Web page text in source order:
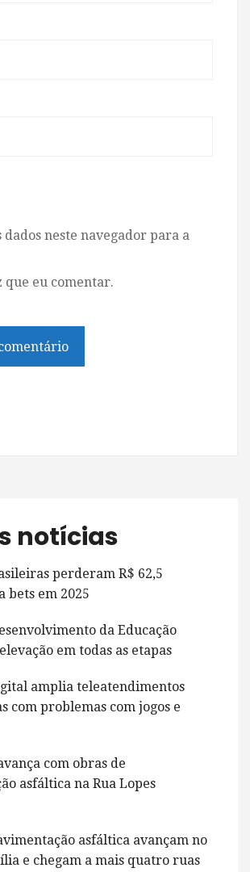
dados neste navegador para a
que eu comentar.
notícias
perderam R$ 62,5
bets em 2025
da Educação
em todas as etapas
amplia teleatendimentos
com problemas com jogos e
com obras de
asfáltica na Rua Lopes
asfáltica avançam no
e chegam a mais quatro ruas